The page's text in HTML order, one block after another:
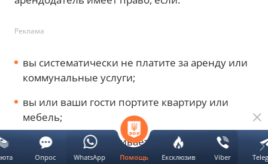
Реклама
вы систематически не платите за аренду или
коммунальные услуги;
вы или ваши гости портите квартиру или
мебель;
вы постоянно устраиваете шумные
вечеринки и нарушаете покой соседей;
Помощь Ексклюзив Viber
Опрос WhatsApp